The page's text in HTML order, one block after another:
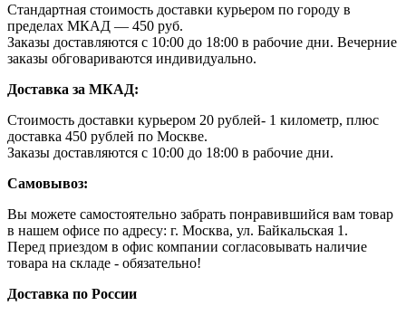
Стандартная стоимость доставки курьером по городу в
пределах МКАД — 450 руб.
Заказы доставляются с 10:00 до 18:00 в рабочие дни. Вечерние
заказы обговариваются индивидуально.
Доставка за МКАД:
Стоимость доставки курьером 20 рублей- 1 километр, плюс
доставка 450 рублей по Москве.
Заказы доставляются с 10:00 до 18:00 в рабочие дни.
Самовывоз:
Вы можете самостоятельно забрать понравившийся вам товар
в нашем офисе по адресу: г. Москва, ул. Байкальская 1.
Перед приездом в офис компании согласовывать наличие
товара на складе - обязательно!
Доставка по России